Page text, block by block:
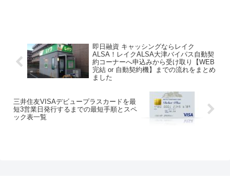
即日融資 キャッシングならレイク
ALSA！レイクALSA大津バイパス自動契
約コーナーへ申込みから受け取り【WEB
完結 or 自動契約機】までの流れをまとめ
ました
三井住友VISAデビュープラスカードを最
短3営業日発行するまでの最短手順とスペ
ック表一覧